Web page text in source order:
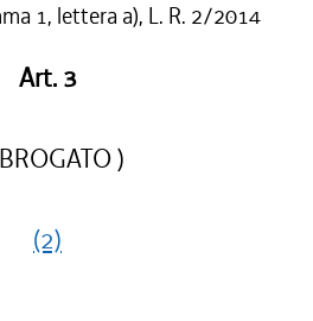
1, lettera a), L. R. 2/2014
Art. 3
)
(2)